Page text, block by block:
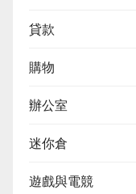
貸款
購物
辦公室
迷你倉
遊戲與電競